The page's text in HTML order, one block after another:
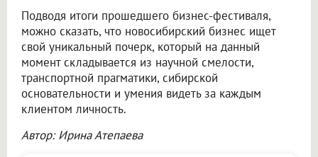
Подводя итоги прошедшего бизнес-фестиваля,
можно сказать, что новосибирский бизнес ищет
свой уникальный почерк, который на данный
момент складывается из научной смелости,
транспортной прагматики, сибирской
основательности и умения видеть за каждым
клиентом личность.
Автор: Ирина Атепаева